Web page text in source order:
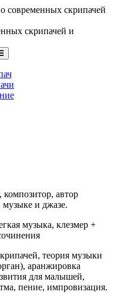
композитор, автор
и джазе.
музыка, клезмер +
теория музыки
аранжировка
для малышей,
пение, импровизация.